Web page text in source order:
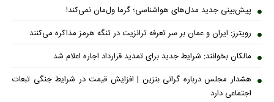
پیش‌بینی جدید مدل‌های هواشناسی؛ گرما ول‌مان نمی‌کند!
رویترز: ایران و عمان بر سر تعرفه ترانزیت در تنگه هرمز مذاکره می‌کنند
مالکان بخوانند: شرایط جدید برای تمدید قرارداد اجاره اعلام شد
هشدار مجلس درباره گرانی بنزین | افزایش قیمت در شرایط جنگی تبعات
اجتماعی دارد